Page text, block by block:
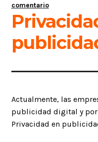
comentario
Actualmente, las
publicidad digital y por
Privacidad en